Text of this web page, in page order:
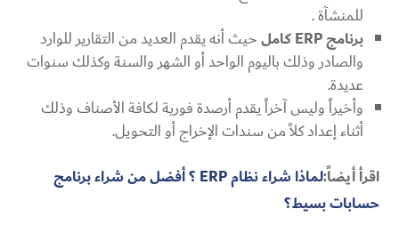
للمنشآة .
برنامج كاملحيث أنه يقدم العديد من التقارير للوارد
والصادر وذلك باليوم الواحد أو الشهر والسنة وكذلك سنوات
عديدة.
وأخيراً وليس آخراً يقدم أرصدة فورية لكافة الأصناف وذلك
أثناء إعداد كلاً من سندات الإخراج أو التحويل.
اقرأ أيضاً:
لماذا شراء نظام ERP ؟ أفضل من شراء برنامج
حسابات بسيط؟